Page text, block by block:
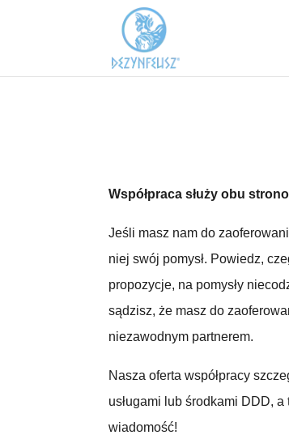
Współpraca służy obu
Jeśli masz nam do
niej swój pomysł. Powiedz,
propozycje, na pomysły
sądzisz, że masz do
niezawodnym partnerem.
Nasza oferta współpracy
usługami lub środkami DDD,
wiadomość!